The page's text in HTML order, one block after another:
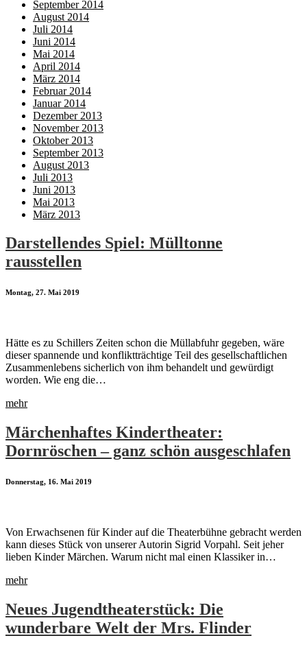
September 2014
August 2014
Juli 2014
Juni 2014
Mai 2014
April 2014
März 2014
Februar 2014
Januar 2014
Dezember 2013
November 2013
Oktober 2013
September 2013
August 2013
Juli 2013
Juni 2013
Mai 2013
März 2013
Darstellendes Spiel: Mülltonne
rausstellen
Montag, 27. Mai 2019
Hätte es zu Schillers Zeiten schon die Müllabfuhr gegeben, wäre
dieser spannende und konfliktträchtige Teil des gesellschaftlichen
Zusammenlebens sicherlich von ihm behandelt und gewürdigt
worden. Wie eng die…
mehr
Märchenhaftes Kindertheater:
Dornröschen – ganz schön ausgeschlafen
Donnerstag, 16. Mai 2019
Von Erwachsenen für Kinder auf die Theaterbühne gebracht werden
kann dieses Stück von unserer Autorin Sigrid Vorpahl. Seit jeher
lieben Kinder Märchen. Warum nicht mal einen Klassiker in…
mehr
Neues Jugendtheaterstück: Die
wunderbare Welt der Mrs. Flinder